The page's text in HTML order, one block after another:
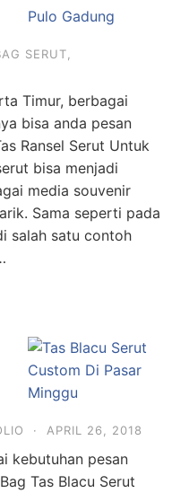
SERUT
Timur, berbagai
bisa anda pesan
Ransel Serut Untuk
bisa menjadi
media souvenir
Sama seperti pada
salah satu contoh
· APRIL 26, 2018
kebutuhan pesan
Tas Blacu Serut